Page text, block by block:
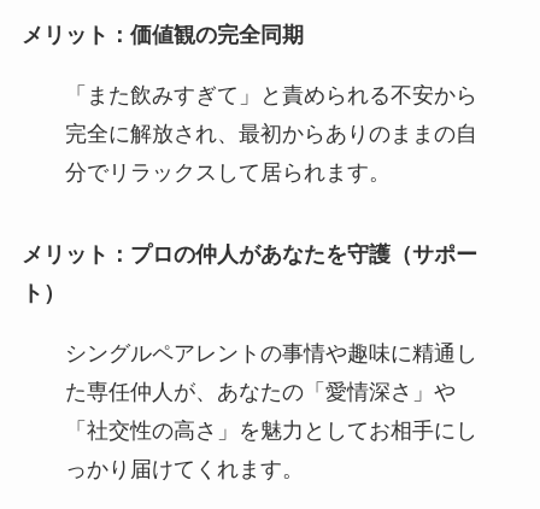
メリット：価値観の完全同期
「また飲みすぎて」と責められる不安から
完全に解放され、最初からありのままの自
分でリラックスして居られます。
メリット：プロの仲人があなたを守護（サポー
ト）
シングルペアレントの事情や趣味に精通し
た専任仲人が、あなたの「愛情深さ」や
「社交性の高さ」を魅力としてお相手にし
っかり届けてくれます。